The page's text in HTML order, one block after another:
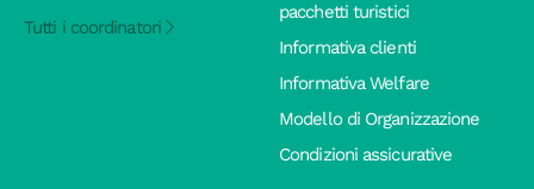
Tutti i coordinatori
pacchetti turistici
Informativa clienti
Informativa Welfare
Modello di Organizzazione
Condizioni assicurative